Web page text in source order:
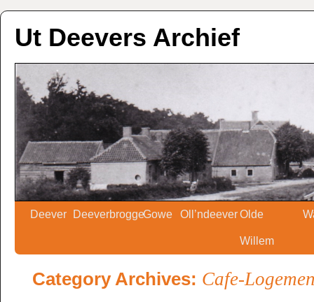
Ut Deevers Archief
Deever DeeverbroggeGowe Oll’ndeeverOlde
Willem
Category Archives: Cafe-